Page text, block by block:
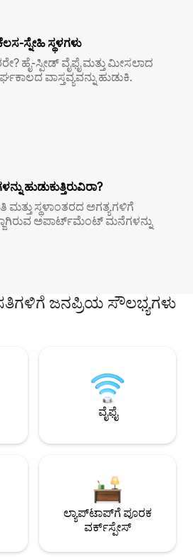
ಸ್ನೇಹಿ ಸ್ಥಳಗಳು
ಹೈ-ಸ್ಪೀಡ್ ವೈಫೈ ಮತ್ತು ಮೀಸಲಾದ
ವಾಸ್ತವ್ಯವನ್ನು ಹುಡುಕಿ.
ಹುಡುಕುತ್ತಿರುವಿರಾ?
ಮತ್ತು ಸ್ಥಳಾಂತರದ ಅಗತ್ಯಗಳಿಗೆ
ಅಪಾರ್ಟ್‌ಮೆಂಟ್ ಮನೆಗಳನ್ನು
ಜನಪ್ರಿಯ ಸೌಲಭ್ಯಗಳು
ವೈಫೈ
ಲ್ಯಾಪ್‌ಟಾಪ್‌ಗೆ ಪೂರಕ
ವರ್ಕ್‌ಸ್ಪೇಸ್